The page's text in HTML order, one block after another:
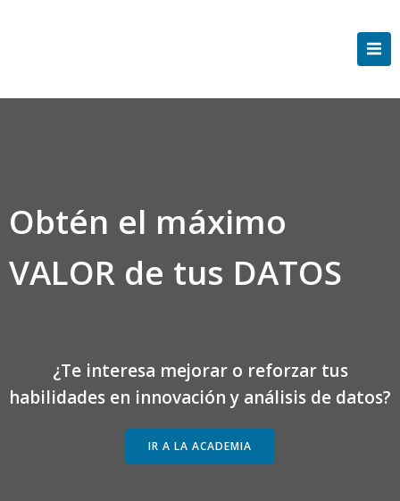
Obtén el máximo
VALOR de tus DATOS
¿Te interesa mejorar o reforzar tus
habilidades en innovación y análisis de datos?
IR A LA ACADEMIA